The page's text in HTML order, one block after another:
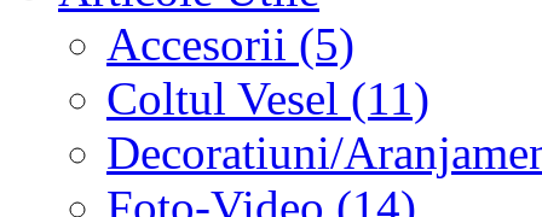
Accesorii (5)
Coltul Vesel (11)
Decoratiuni/
Foto-Video (14)